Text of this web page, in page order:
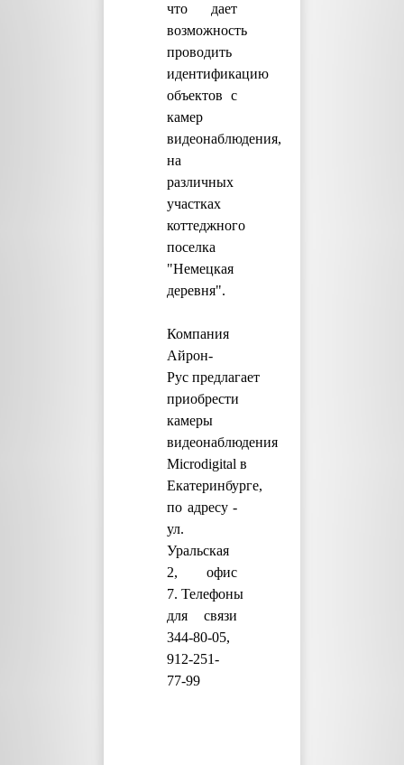
что дает
возможность
проводить
идентификацию
объектов с
камер
видеонаблюдения,
на
различных
участках
коттеджного
поселка
"Немецкая
деревня".
Компания
Айрон-
Рус предлагает
приобрести
камеры
видеонаблюдения
Microdigital в
Екатеринбурге,
по адресу -
ул.
Уральская
2, офис
7. Телефоны
для связи
344-80-05,
912-251-
77-99